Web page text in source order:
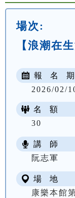
場次:
【浪潮在
報 名
2026/02/
名 額
30
講 師
阮志軍
場 地
康樂本館